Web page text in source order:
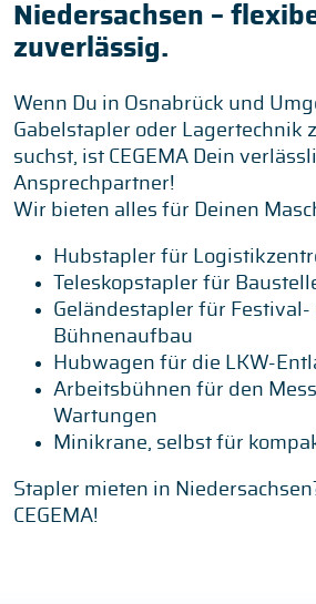
Niedersachsen –
zuverlässig.
Wenn Du in Osnabrück und
Gabelstapler oder Lagertechnik
suchst, ist CEGEMA Dein
Ansprechpartner!
Wir bieten alles für Deinen
Hubstapler für
Teleskopstapler für
Geländestapler für Festival-
Bühnenaufbau
Hubwagen für die LKW-
Arbeitsbühnen für den
Wartungen
Minikrane, selbst für
Stapler mieten in
CEGEMA!